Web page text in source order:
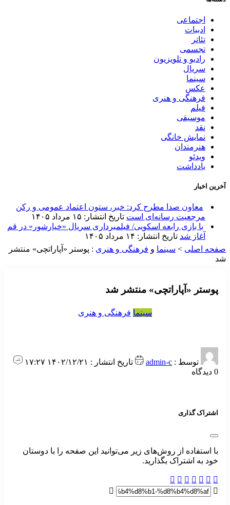
اجتماعی
ادبیات
تئاتر
تجسمی
رادیو و تلویزیون
سریال
سینما
عکس
فرهنگی و هنری
فیلم
موسیقی
نقد
نمایش خانگی
هنرمندان
ویدئو
یادداشت
آخرین اخبار
معاون صدا مطرح کرد: خبر، ستون اعتماد عمومی و رکن
مرجعیت رسانه‌ای است تاریخ انتشار: ۱۵ مرداد ۱۴۰۵
با بازی رابعه اسکویی/ فیلمبرداری سریال «خیارشور» در قم
آغاز شد تاریخ انتشار: ۱۴ مرداد ۱۴۰۵
صفحه اصلی > سینما و فرهنگی و هنری : پوستر «آپاراتچی» منتشر
شد
پوستر «آپاراتچی» منتشر شد
سینما فرهنگی و هنری
توسط : admin-c
تاریخ انتشار : ۱۴۰۲/۱۲/۲۱ ۱۷:۲۷
0 دیدگاه
اشتراک گذاری
با استفاده از روش‌های زیر می‌توانید این صفحه را با دوستان
خود به اشتراک بگذارید.